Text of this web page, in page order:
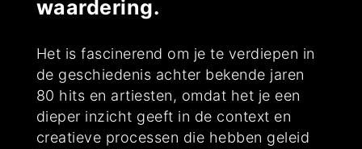
waardering.
Het is fascinerend om je te verdiepen in
de geschiedenis achter bekende jaren
80 hits en artiesten, omdat het je een
dieper inzicht geeft in de context en
creatieve processen die hebben geleid